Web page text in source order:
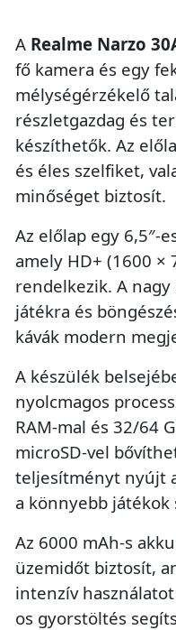
A Realme Narzo
fő kamera és egy
mélységérzékelő
részletgazdag és
készíthetők. Az
és éles szelfiket,
minőséget biztosít.
Az előlap egy 6,5″-
amely HD+ (1600 ×
rendelkezik. A
játékra és
kávák modern
A készülék
nyolcmagos
RAM-mal és 32/64
microSD-vel
teljesítményt nyújt
a könnyebb játékok
Az 6000 mAh-s
üzemidőt biztosít,
intenzív
os gyorstöltés